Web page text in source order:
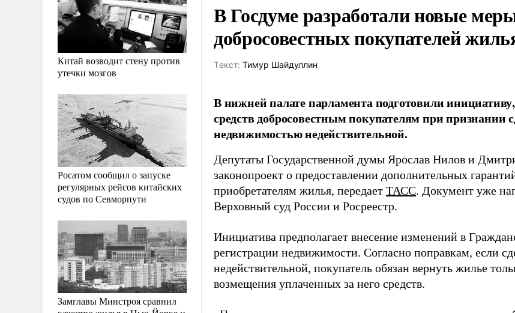
Китай возводит стену против
утечки мозгов
Росатом сообщил о запуске
регулярных рейсов китайских
судов по Севморпути
Замглавы Минстроя сравнил
В Госдуме разработали новые
добросовестных покупателей
Tекст: Тимур Шайдуллин
В нижней палате парламента подготовили
средств добросовестным покупателям при признании
недвижимостью недействительной.
Депутаты Государственной думы Ярослав Нилов и
законопроект о предоставлении дополнительных
приобретателям жилья, передает ТАСС. Документ уже
Верховный суд России и Росреестр.
Инициатива предполагает внесение изменений в
регистрации недвижимости. Согласно поправкам, если
недействительной, покупатель обязан вернуть жилье
возмещения уплаченных за него средств.